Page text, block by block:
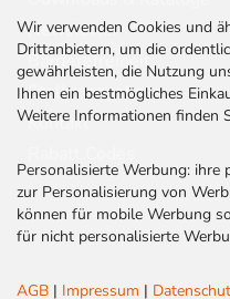
Wir verwenden Cookies und
Drittanbietern, um die
gewährleisten, die Nutzung
Ihnen ein bestmögliches
Weitere Informationen finden
Personalisierte Werbung: ihre
zur Personalisierung von
können für mobile Werbung
für nicht personalisierte
AGB | Impressum |
Newsletter
Barrierefreiheit
Stellenangebote
Kontakt